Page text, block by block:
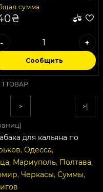
сумма
- +
Сообщить
ТОВАР
> >|
для кальяна по
, Одесса,
, Мариуполь, Полтава,
, Черкасы, Суммы,